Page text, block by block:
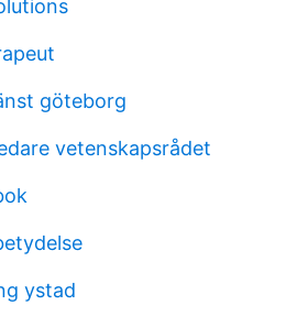
göteborg
vetenskapsrådet
ystad